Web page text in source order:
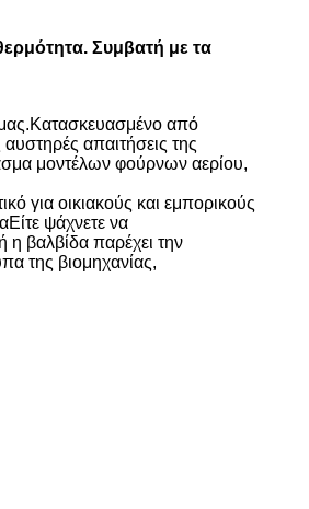
Συμβατή με τα
μας.Κατασκευασμένο από
απαιτήσεις της
μοντέλων φούρνων αερίου,
για οικιακούς και εμπορικούς
ψάχνετε να
η βαλβίδα παρέχει την
της βιομηχανίας,